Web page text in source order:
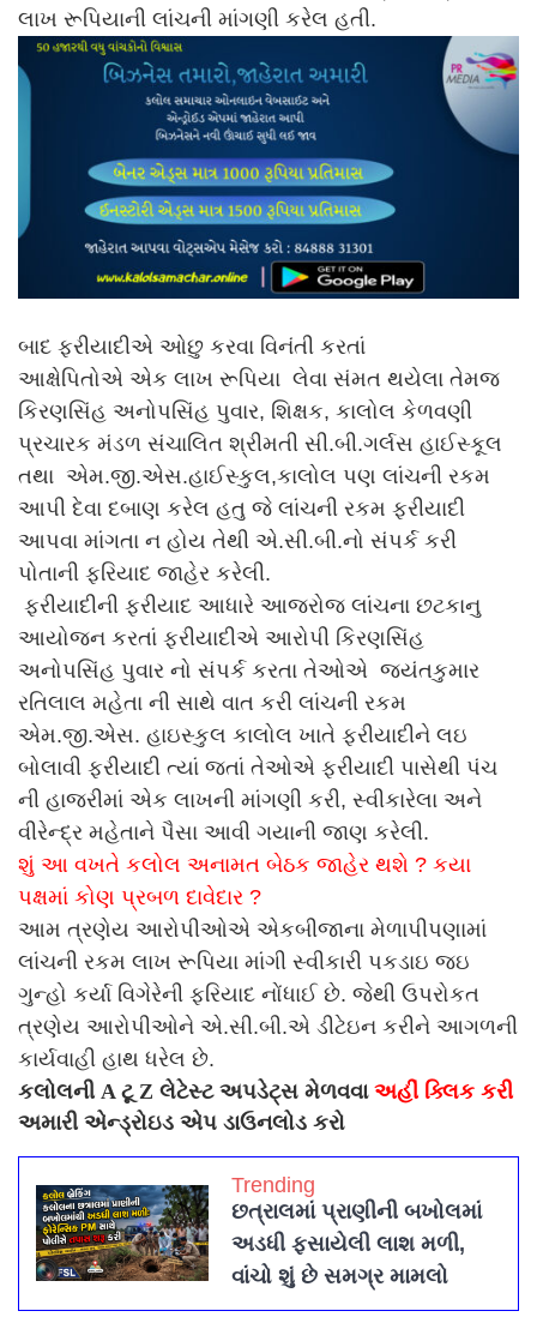
લાખ રૂપિયાની લાંચની માંગણી કરેલ હતી.
બાદ ફરીયાદીએ ઓછુ કરવા વિનંતી કરતાં
આક્ષેપિતોએ એક લાખ રૂપિયા લેવા સંમત થયેલા તેમજ
કિરણસિંહ અનોપસિંહ પુવાર, શિક્ષક, કાલોલ કેળવણી
પ્રચારક મંડળ સંચાલિત શ્રીમતી સી.બી.ગર્લસ હાઈસ્કૂલ
તથા એમ.જી.એસ.હાઈસ્કુલ,કાલોલ પણ લાંચની રકમ
આપી દેવા દબાણ કરેલ હતુ જે લાંચની રકમ ફરીયાદી
આપવા માંગતા ન હોય તેથી એ.સી.બી.નો સંપર્ક કરી
પોતાની ફરિયાદ જાહેર કરેલી.
ફરીયાદીની ફરીયાદ આધારે આજરોજ લાંચના છટકાનુ
આયોજન કરતાં ફરીયાદીએ આરોપી કિરણસિંહ
અનોપસિંહ પુવાર નો સંપર્ક કરતા તેઓએ જયંતકુમાર
રતિલાલ મહેતા ની સાથે વાત કરી લાંચની રકમ
એમ.જી.એસ. હાઇસ્કુલ કાલોલ ખાતે ફરીયાદીને લઇ
બોલાવી ફરીયાદી ત્યાં જતાં તેઓએ ફરીયાદી પાસેથી પંચ
ની હાજરીમાં એક લાખની માંગણી કરી, સ્વીકારેલા અને
વીરેન્દ્ર મહેતાને પૈસા આવી ગયાની જાણ કરેલી.
શું આ વખતે કલોલ અનામત બેઠક જાહેર થશે ? કયા
પક્ષમાં કોણ પ્રબળ દાવેદાર ?
આમ ત્રણેય આરોપીઓએ એકબીજાના મેળાપીપણામાં
લાંચની રકમ લાખ રૂપિયા માંગી સ્વીકારી પકડાઇ જઇ
ગુન્હો કર્યા વિગેરેની ફરિયાદ નોંધાઈ છે. જેથી ઉપરોકત
ત્રણેય આરોપીઓને એ.સી.બી.એ ડીટેઇન કરીને આગળની
કાર્યવાહી હાથ ધરેલ છે.
કલોલની A ટૂ Z લેટેસ્ટ અપડેટ્સ મેળવવા અહીં ક્લિક કરી
અમારી એન્ડ્રોઇડ એપ ડાઉનલોડ કરો
Trending
છત્રાલમાં પ્રાણીની બખોલમાં
અડધી ફસાયેલી લાશ મળી,
વાંચો શું છે સમગ્ર મામલો